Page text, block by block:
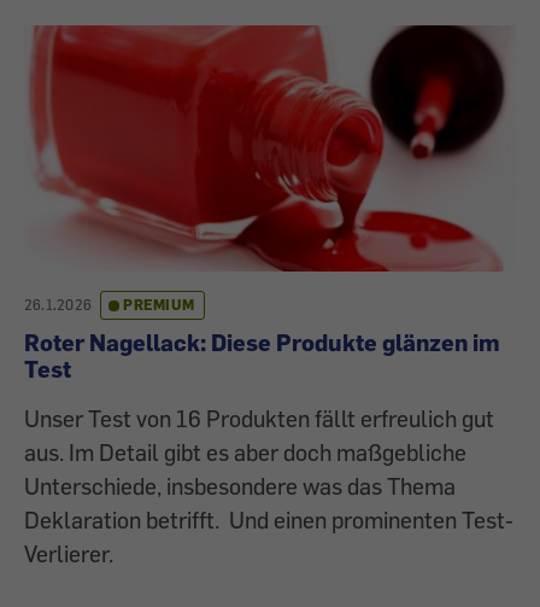
26.1.2026 PREMIUM
Roter Nagellack: Diese Produkte glänzen im
Test
Unser Test von 16 Produkten fällt erfreulich gut
aus. Im Detail gibt es aber doch maßgebliche
Unterschiede, insbesondere was das Thema
Deklaration betrifft. Und einen prominenten Test-
Verlierer.